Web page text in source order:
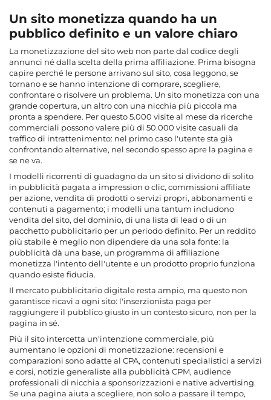
Un sito monetizza quando ha un
pubblico definito e un valore chiaro
La monetizzazione del sito web non parte dal codice degli
annunci né dalla scelta della prima affiliazione. Prima bisogna
capire perché le persone arrivano sul sito, cosa leggono, se
tornano e se hanno intenzione di comprare, scegliere,
confrontare o risolvere un problema. Un sito monetizza con una
grande copertura, un altro con una nicchia più piccola ma
pronta a spendere. Per questo 5.000 visite al mese da ricerche
commerciali possono valere più di 50.000 visite casuali da
traffico di intrattenimento: nel primo caso l'utente sta già
confrontando alternative, nel secondo spesso apre la pagina e
se ne va.
I modelli ricorrenti di guadagno da un sito si dividono di solito
in pubblicità pagata a impression o clic, commissioni affiliate
per azione, vendita di prodotti o servizi propri, abbonamenti e
contenuti a pagamento; i modelli una tantum includono
vendita del sito, del dominio, di una lista di lead o di un
pacchetto pubblicitario per un periodo definito. Per un reddito
più stabile è meglio non dipendere da una sola fonte: la
pubblicità dà una base, un programma di affiliazione
monetizza l'intento dell'utente e un prodotto proprio funziona
quando esiste fiducia.
Il mercato pubblicitario digitale resta ampio, ma questo non
garantisce ricavi a ogni sito: l'inserzionista paga per
raggiungere il pubblico giusto in un contesto sicuro, non per la
pagina in sé.
Più il sito intercetta un'intenzione commerciale, più
aumentano le opzioni di monetizzazione: recensioni e
comparazioni sono adatte al CPA, contenuti specialistici a servizi
e corsi, notizie generaliste alla pubblicità CPM, audience
professionali di nicchia a sponsorizzazioni e native advertising.
Se una pagina aiuta a scegliere, non solo a passare il tempo,